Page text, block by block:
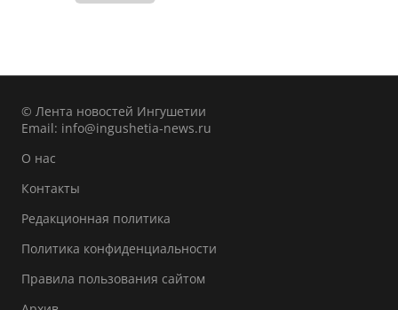
© Лента новостей Ингушетии
Email: info@ingushetia-news.ru
О нас
Контакты
Редакционная политика
Политика конфиденциальности
Правила пользования сайтом